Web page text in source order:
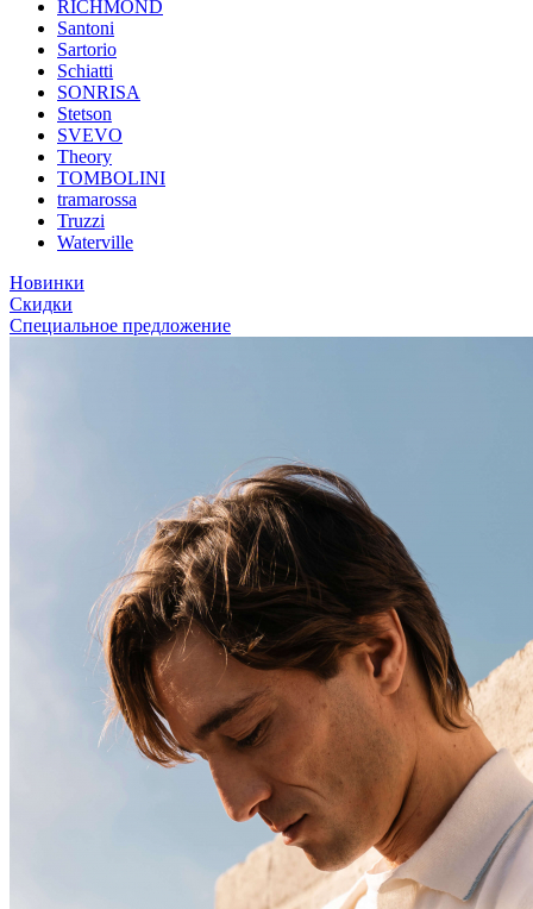
RICHMOND
Santoni
Sartorio
Schiatti
SONRISA
Stetson
SVEVO
Theory
TOMBOLINI
tramarossa
Truzzi
Waterville
Новинки
Скидки
Специальное предложение